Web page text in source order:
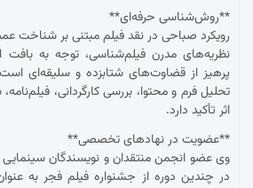
**روش‌شناسی حرفه‌ای**
رویکرد صباحی در نقد فیلم مبتنی بر شناخت
نظریه‌های مدرن فیلم‌شناسی، توجه به بافت
پرهیز از قضاوت‌های شتابزده و سلیقه‌ای
تحلیل فرم و محتوا، بررسی کارگردانی،
اثر تأکید دارد.
**عضویت در نهادهای تخصصی**
وی عضو انجمن منتقدان و نویسندگان
در چندین دوره از جشنواره فیلم فجر به